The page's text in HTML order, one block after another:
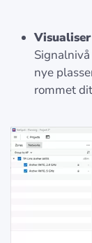
nye
rommet